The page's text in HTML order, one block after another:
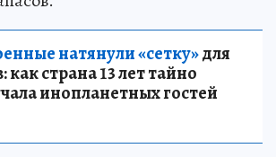
натянули «сетку»для
страна 13 лет тайно
инопланетных гостей